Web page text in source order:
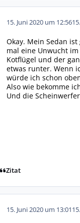
15. Juni 2020 um 12:56
Okay. Mein Sedan
mal eine Unwucht
Kotflügel und der
etwas runter. Wenn
würde ich schon
Also wie bekomme
Und die
Zitat
15. Juni 2020 um 13:01